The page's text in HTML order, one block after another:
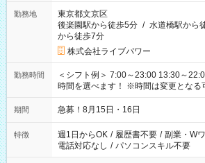
勤務地
東京都文京区
後楽園駅から徒歩5分 / 水道橋駅から
から徒歩7分
株式会社ライブパワー
勤務時間
＜シフト例＞ 7:00～23:00 13:30～22:00 上記の時間から好
時間を選べます！ ※時間は変更となる
期間 急募！8月15日・16日
特徴 週1日からOK / 履歴書不要 / 副業・W
電話対応なし / パソコンスキル不要